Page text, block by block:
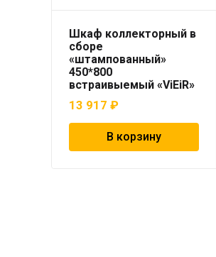
Шкаф коллекторный в
сборе
«штампованный»
450*800
встраивыемый «ViEiR»
13 917 ₽
В корзину